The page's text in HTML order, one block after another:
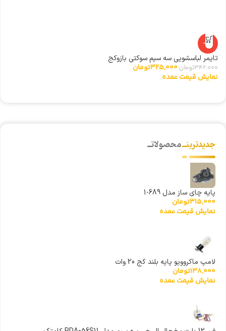
-5%
تایمر لباسشویی سه سیم سوکتی بازوکج
342,000تومان 325,000تومان
نمایش قیمت عمده
جدیدترینــمحصولاتــ
پایه چای ساز مدل 689-1
315,000تومان
نمایش قیمت عمده
لامپ ماکروویو پایه بلند کج 20 وات
138,000تومان
نمایش قیمت عمده